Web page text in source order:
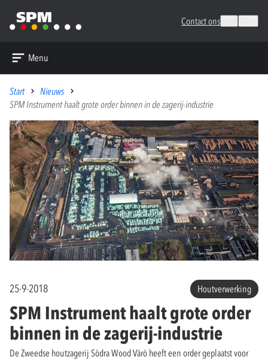
Contact ons
Menu
Start
Nieuws
SPM Instrument haalt grote order binnen in de zagerij-industrie
25-9-2018 Houtverwerking
SPM Instrument haalt grote order
binnen in de zagerij-industrie
De Zweedse houtzagerij Södra Wood Värö heeft een order geplaatst voor